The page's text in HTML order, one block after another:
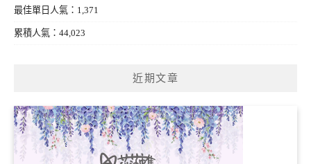
最佳單日人氣：1,371
累積人氣：44,023
近期文章